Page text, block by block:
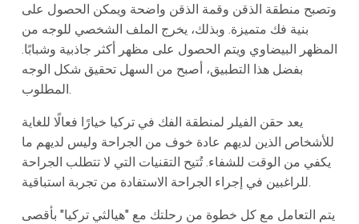
وتصبح منطقة الذقن وقمة الذقن واضحة ويمكن الحصول على
بنية فك متميزة. وبذلك، يخرج الملف الشخصي للوجه من
المظهر البيضاوي ويتم الحصول على مظهر أكثر جاذبية وشبابًا.
بفضل هذا التطبيق، أصبح من السهل تحقيق شكل الوجه
المطلوب.
يعد حقن الفيلر لمنطقة الفك في تركيا خيارًا فعالًا للغاية
للأشخاص الذين لديهم عادة خوف من الجراحة وليس لديهم ما
يكفي من الوقت للشفاء. تُتيح التقنيات التي لا تتطلب الجراحة
للراغبين في إجراء الجراحة الاستفادة من تجربة استباقية.
يتم التعامل مع كل خطوة من رحلتك مع "هيالثي تركيا" بأقصى